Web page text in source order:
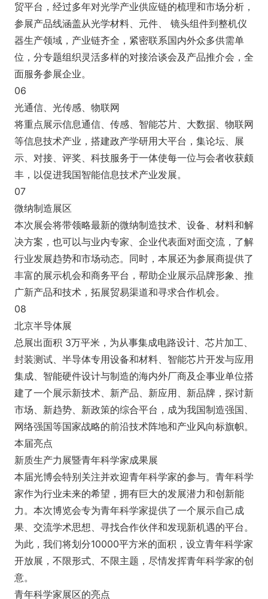
贸平台，经过多年对光学产业供应链的梳理和市场分析，
参展产品线涵盖从光学材料、元件、 镜头组件到整机仪
器生产领域，产业链齐全，紧密联系国内外众多供需单
位，分专题组织灵活多样的对接洽谈会及产品推介会，全
面服务参展企业。
06
光通信、光传感、物联网
将重点展示信息通信、传感、智能芯片、大数据、物联网
等信息技术产业，搭建政产学研用大平台，集论坛、展
示、对接、评奖、科技服务于一体使每一位与会者收获颇
丰，以促进我国智能信息技术产业发展。
07
微纳制造展区
本次展会将带领略最新的微纳制造技术、设备、材料和解
决方案，也可以与业内专家、企业代表面对面交流，了解
行业发展趋势和市场动态。同时，本展还为参展商提供了
丰富的展示机会和商务平台，帮助企业展示品牌形象、推
广新产品和技术，拓展贸易渠道和寻求合作机会。
08
北京半导体展
总展出面积 3万平米，为从事集成电路设计、芯片加工、
封装测试、半导体专用设备和材料、智能芯片开发与应用
集成、智能硬件设计与制造的海内外厂商及企事业单位搭
建了一个展示新技术、新产品、新应用、新品牌，探讨新
市场、新趋势、新政策的综合平台，成为我国制造强国、
网络强国等国家战略的前沿技术阵地和产业风向标旗帜。
本届亮点
新质生产力展暨青年科学家成果展
本届光博会特别关注并欢迎青年科学家的参与。青年科学
家作为行业未来的希望，拥有巨大的发展潜力和创新能
力。本次博览会专为青年科学家提供了一个展示自己成
果、交流学术思想、寻找合作伙伴和发现新机遇的平台。
为此，我们将划分10000平方米的面积，设立青年科学家
开放展，不限形式、不限主题，尽情发挥青年科学家的创
意。
青年科学家展区的亮点